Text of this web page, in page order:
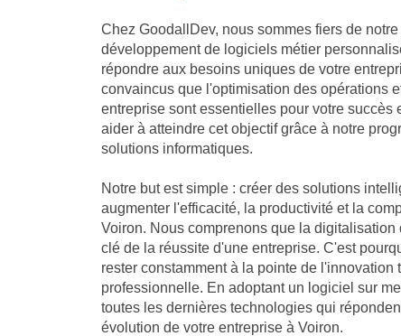
Chez GoodallDev, nous sommes fiers de
développement de logiciels métier
répondre aux besoins uniques de votre
convaincus que l'optimisation des opérations
entreprise sont essentielles pour votre succès
aider à atteindre cet objectif grâce à notre
solutions informatiques.
Notre but est simple : créer des solutions
augmenter l'efficacité, la productivité et la
Voiron. Nous comprenons que la
clé de la réussite d'une entreprise. C'est
rester constamment à la pointe de l'innovation
professionnelle. En adoptant un logiciel sur
toutes les dernières technologies qui
évolution de votre entreprise à Voiron.